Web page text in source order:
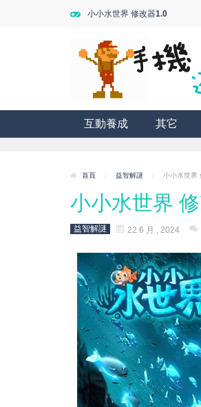
小小水世界 修改器1.0
互動養成 其它
首頁 / 益智解謎 / 小小水世界
小小水世界
益智解謎 22 6 月 , 2024